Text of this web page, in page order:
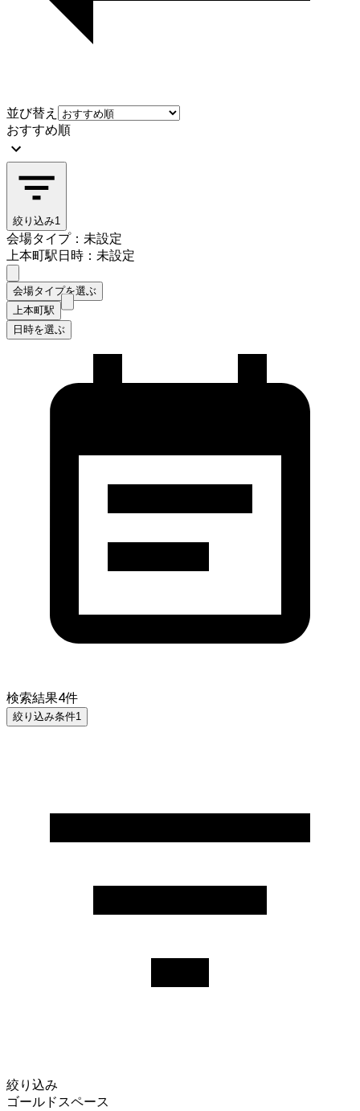
並び替え
おすすめ順
絞り込み1
会場タイプ：未設定
上本町駅日時：未設定
会場タイプを選ぶ
上本町駅
日時を選ぶ
検索結果4件
絞り込み条件1
絞り込み
ゴールドスペース